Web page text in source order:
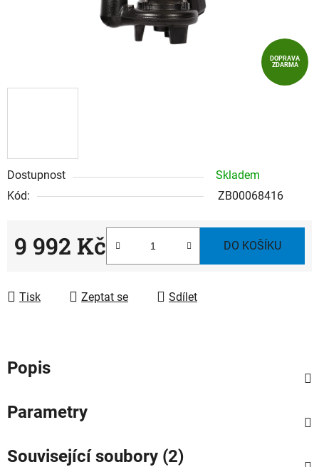
Dostupnost
Skladem
Kód:
ZB00068416
9 992 Kč DO KOŠÍKU
Tisk Zeptat se Sdílet
DOPRAVA
ZDARMA
Popis
Parametry
Související soubory (2)